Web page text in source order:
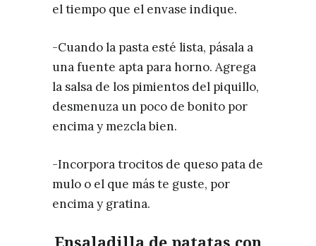
el tiempo que el envase indique.
-Cuando la pasta esté lista, pásala a
una fuente apta para horno. Agrega
la salsa de los pimientos del piquillo,
desmenuza un poco de bonito por
encima y mezcla bien.
-Incorpora trocitos de queso pata de
mulo o el que más te guste, por
encima y gratina.
Ensaladilla de patatas con